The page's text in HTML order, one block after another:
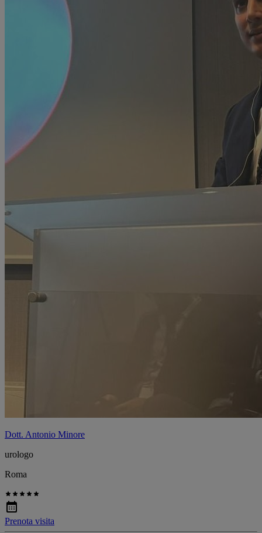
Dott. Antonio Minore
urologo
Roma
Prenota visita